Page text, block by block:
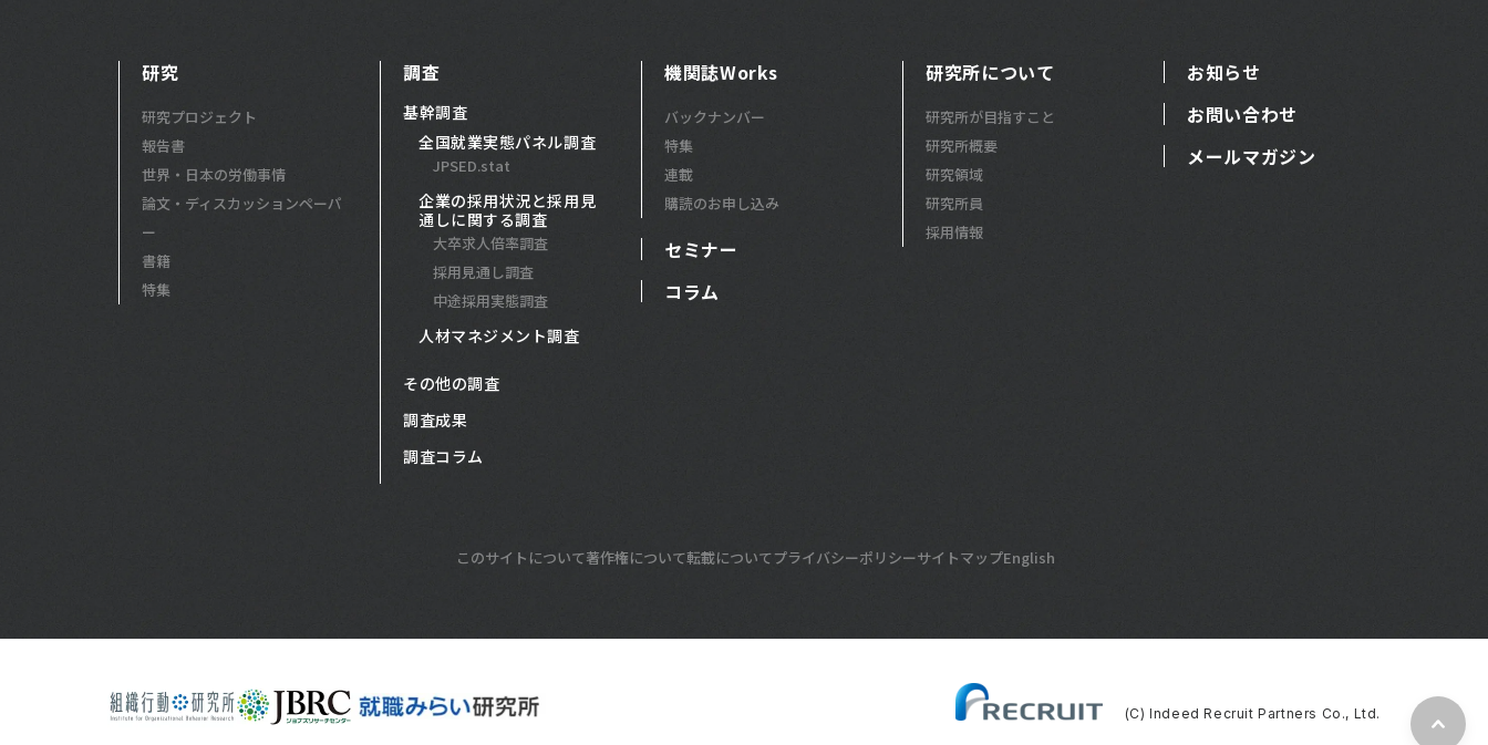
研究
研究プロジェクト
報告書
世界・日本の労働事情
論文・ディスカッションペーパ
ー
書籍
特集
調査
基幹調査
全国就業実態パネル調査
JPSED.stat
企業の採用状況と採用見
通しに関する調査
大卒求人倍率調査
採用見通し調査
中途採用実態調査
人材マネジメント調査
その他の調査
調査成果
調査コラム
機関誌Works
バックナンバー
特集
連載
購読のお申し込み
セミナー
コラム
研究所について
研究所が目指すこと
研究所概要
研究領域
研究所員
採用情報
お知らせ
お問い合わせ
メールマガジン
このサイトについて著作権について転載についてプライバシーポリシーサイトマップEnglish
(C) Indeed Recruit Partners Co., Ltd.